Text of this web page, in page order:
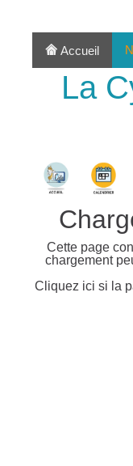
Accueil
La
Cette page
chargement
Cliquez ici si la